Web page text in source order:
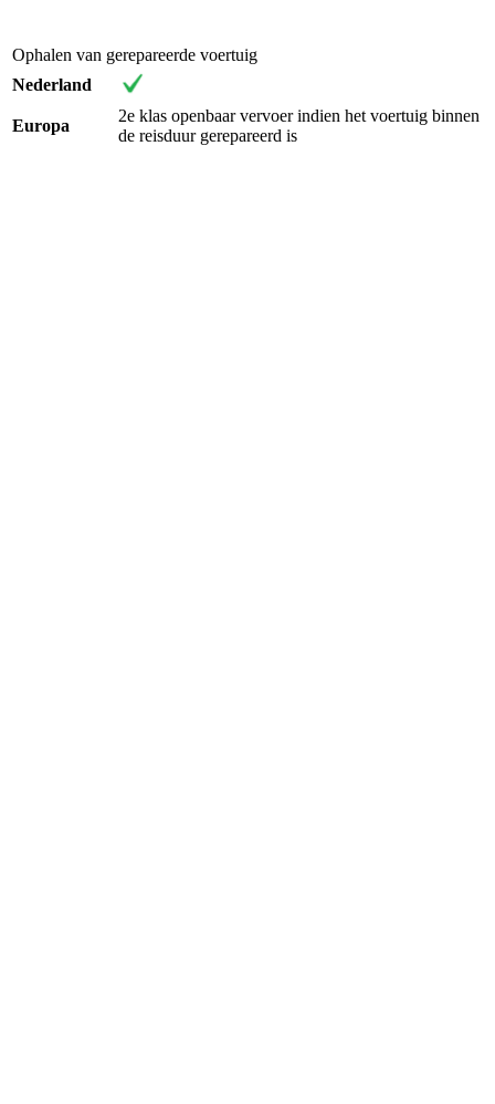
Ophalen van gerepareerde voertuig
Nederland
Europa
2e klas openbaar vervoer indien het voertuig binnen
de reisduur gerepareerd is